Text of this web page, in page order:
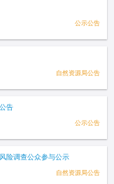
公示公告
自然资源局公告
告
公示公告
险调查公众参与公示
自然资源局公告